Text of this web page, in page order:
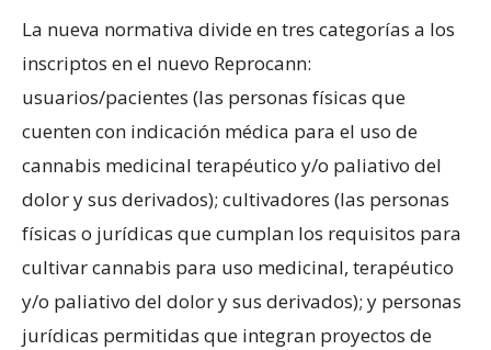
La nueva normativa divide en tres categorías a los
inscriptos en el nuevo Reprocann:
usuarios/pacientes (las personas físicas que
cuenten con indicación médica para el uso de
cannabis medicinal terapéutico y/o paliativo del
dolor y sus derivados); cultivadores (las personas
físicas o jurídicas que cumplan los requisitos para
cultivar cannabis para uso medicinal, terapéutico
y/o paliativo del dolor y sus derivados); y personas
jurídicas permitidas que integran proyectos de